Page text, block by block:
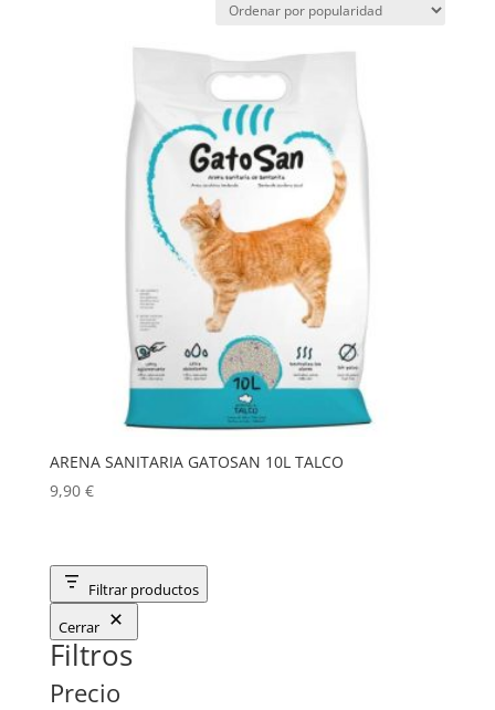
ARENA SANITARIA GATOSAN 10L TALCO
9,90 €
Filtrar productos
Cerrar
Filtros
Precio